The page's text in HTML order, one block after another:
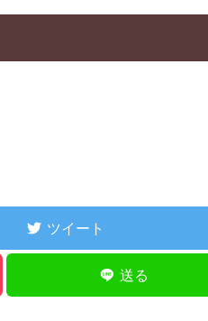
ツイート
送る